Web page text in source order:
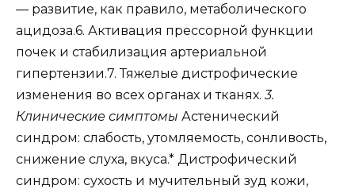
— развитие, как правило, метаболического
ацидоза.6. Активация прессорной функции
почек и стабилизация артериальной
гипертензии.7. Тяжелые дистрофические
изменения во всех органах и тканях.3.
Клинические симптомы Астенический
синдром: слабость, утомляемость, сонливость,
снижение слуха, вкуса.* Дистрофический
синдром: сухость и мучительный зуд кожи,